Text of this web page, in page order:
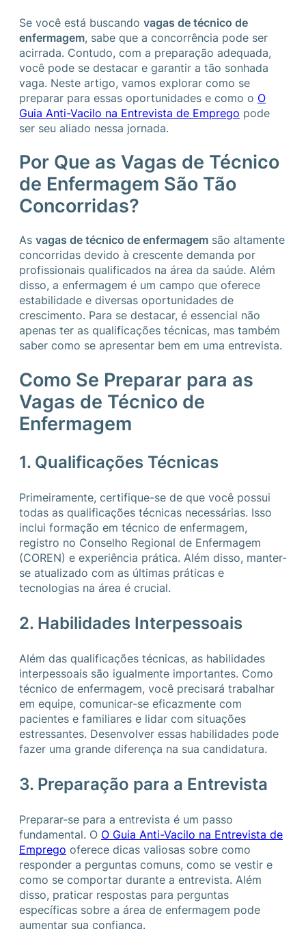
Se você está buscando vagas de técnico de
enfermagem, sabe que a concorrência pode ser
acirrada. Contudo, com a preparação adequada,
você pode se destacar e garantir a tão sonhada
vaga. Neste artigo, vamos explorar como se
preparar para essas oportunidades e como o O
Guia Anti-Vacilo na Entrevista de Emprego pode
ser seu aliado nessa jornada.
Por Que as Vagas de Técnico
de Enfermagem São Tão
Concorridas?
As vagas de técnico de enfermagem são altamente
concorridas devido à crescente demanda por
profissionais qualificados na área da saúde. Além
disso, a enfermagem é um campo que oferece
estabilidade e diversas oportunidades de
crescimento. Para se destacar, é essencial não
apenas ter as qualificações técnicas, mas também
saber como se apresentar bem em uma entrevista.
Como Se Preparar para as
Vagas de Técnico de
Enfermagem
1. Qualificações Técnicas
Primeiramente, certifique-se de que você possui
todas as qualificações técnicas necessárias. Isso
inclui formação em técnico de enfermagem,
registro no Conselho Regional de Enfermagem
(COREN) e experiência prática. Além disso, manter-
se atualizado com as últimas práticas e
tecnologias na área é crucial.
2. Habilidades Interpessoais
Além das qualificações técnicas, as habilidades
interpessoais são igualmente importantes. Como
técnico de enfermagem, você precisará trabalhar
em equipe, comunicar-se eficazmente com
pacientes e familiares e lidar com situações
estressantes. Desenvolver essas habilidades pode
fazer uma grande diferença na sua candidatura.
3. Preparação para a Entrevista
Preparar-se para a entrevista é um passo
fundamental. O O Guia Anti-Vacilo na Entrevista de
Emprego oferece dicas valiosas sobre como
responder a perguntas comuns, como se vestir e
como se comportar durante a entrevista. Além
disso, praticar respostas para perguntas
específicas sobre a área de enfermagem pode
aumentar sua confiança.